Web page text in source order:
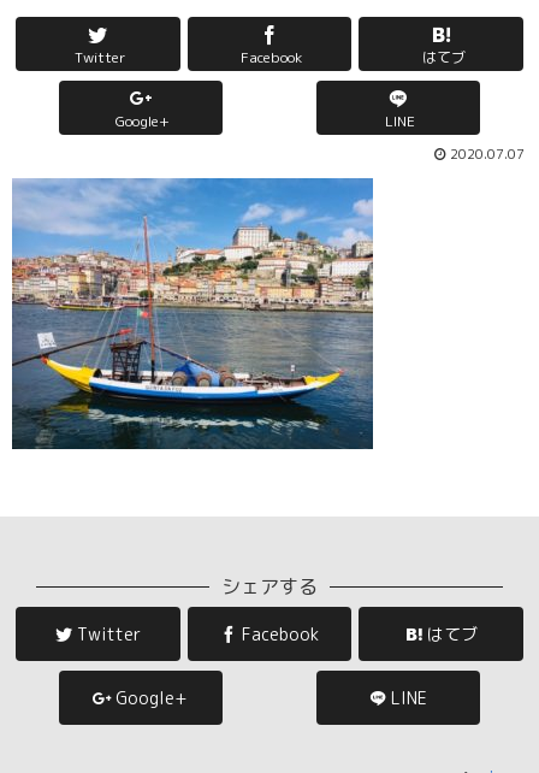
Twitter Facebook はてブ
Google+ LINE
2020.07.07
シェアする
Twitter Facebook はてブ
Google+ LINE